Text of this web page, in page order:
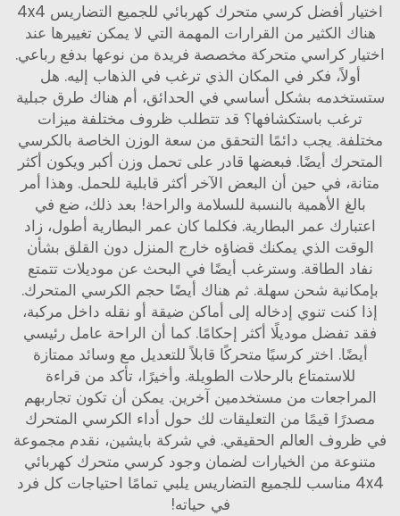
اختيار أفضل كرسي متحرك كهربائي للجميع التضاريس 4x4
هناك الكثير من القرارات المهمة التي لا يمكن تغييرها عند
اختيار كراسي متحركة مخصصة فريدة من نوعها بدفع رباعي.
أولاً، فكر في المكان الذي ترغب في الذهاب إليه. هل
ستستخدمه بشكل أساسي في الحدائق، أم هناك طرق جبلية
ترغب باستكشافها؟ قد تتطلب ظروف مختلفة ميزات
مختلفة. يجب دائمًا التحقق من سعة الوزن الخاصة بالكرسي
المتحرك أيضًا. فبعضها قادر على تحمل وزن أكبر ويكون أكثر
متانة، في حين أن البعض الآخر أكثر قابلية للحمل. وهذا أمر
بالغ الأهمية بالنسبة للسلامة والراحة! بعد ذلك، ضع في
اعتبارك عمر البطارية. فكلما كان عمر البطارية أطول، زاد
الوقت الذي يمكنك قضاؤه خارج المنزل دون القلق بشأن
نفاد الطاقة. وسترغب أيضًا في البحث عن موديلات تتمتع
بإمكانية شحن سهلة. ثم هناك أيضًا حجم الكرسي المتحرك.
إذا كنت تنوي إدخاله إلى أماكن ضيقة أو نقله داخل مركبة،
فقد تفضل موديلًا أكثر إحكامًا. كما أن الراحة عامل رئيسي
أيضًا. اختر كرسيًا متحركًا قابلاً للتعديل مع وسائد ممتازة
للاستمتاع بالرحلات الطويلة. وأخيرًا، تأكد من قراءة
المراجعات من مستخدمين آخرين. يمكن أن تكون تجاربهم
مصدرًا قيمًا من التعليقات لك حول أداء الكرسي المتحرك
في ظروف العالم الحقيقي. في شركة بايشين، نقدم مجموعة
متنوعة من الخيارات لضمان وجود كرسي متحرك كهربائي
4x4 مناسب للجميع التضاريس يلبي تمامًا احتياجات كل فرد
في حياته!